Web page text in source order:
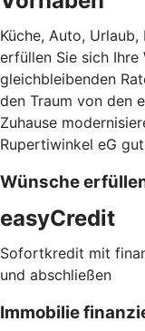
Küche, Auto,
erfüllen Sie sich Ihre
gleichbleibenden
den Traum von den
Zuhause
Rupertiwinkel eG
Wünsche
easyCredit
Sofortkredit mit
und abschließen
Immobilie